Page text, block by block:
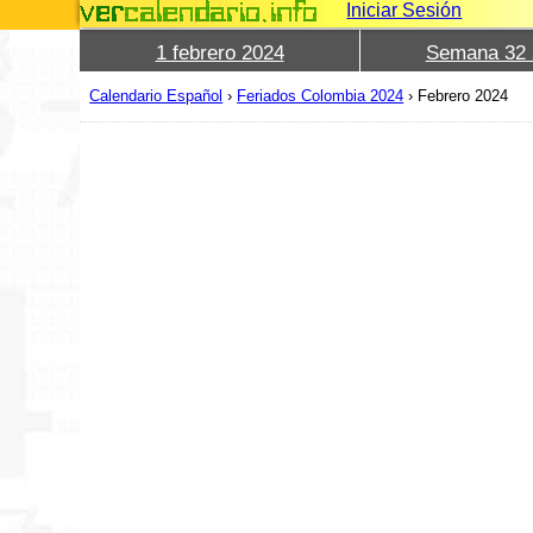
Iniciar Sesión
1 febrero 2024 Semana 32
Calendario Español › Feriados Colombia 2024 › Febrero 2024